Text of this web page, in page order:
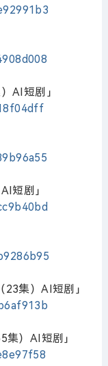
AI短剧」
短剧」
23集）AI短剧」
集）AI短剧」